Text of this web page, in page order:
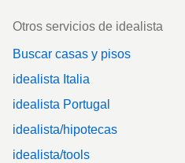
Otros servicios de idealista
Buscar casas y pisos
idealista Italia
idealista Portugal
idealista/hipotecas
idealista/tools